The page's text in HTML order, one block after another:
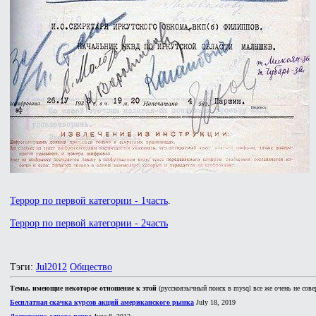
Террор по первой категории - 1часть
Террор по первой категории - 2часть
Тэги: Jul2012 Общество
Темы, имеющие некоторое отношение к этой (русскоязычный поиск в mysql все же очень не
Бесплатная скачка курсов акций американского рынка July 18, 2019